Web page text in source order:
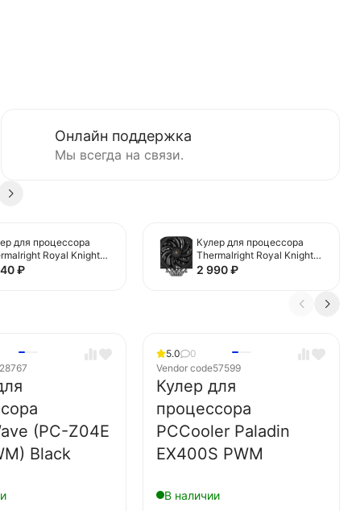
Онлайн поддержка
Мы всегда на связи.
для процессора
Royal Knight
(TRRK120SE)
₽
Кулер для процессора
Thermalright Royal Knight
120 (TRRK120)
2 990₽
28767
(PC-Z04E
Black
5.0
0
Vendor code57599
Кулер для
процессора
PCCooler Paladin
EX400S PWM
В наличии